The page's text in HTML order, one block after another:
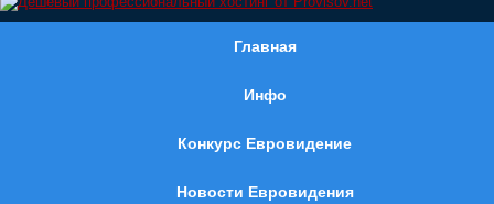
Главная
Инфо
Конкурс Евровидение
Новости Евровидения